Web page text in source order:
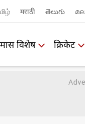
मराठी తెలుగు
विशेष क्रिकेट